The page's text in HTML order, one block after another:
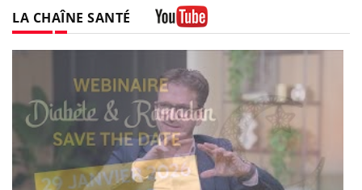
LA CHAÎNE SANTÉ